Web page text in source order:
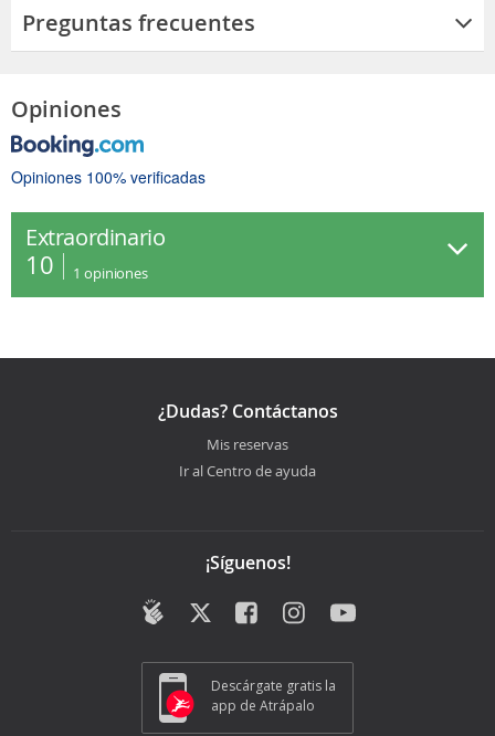
Preguntas frecuentes
Opiniones
Opiniones 100% verificadas
Extraordinario
10 1 opiniones
¿Dudas? Contáctanos
Mis reservas
Ir al Centro de ayuda
¡Síguenos!
Descárgate gratis la
app de Atrápalo